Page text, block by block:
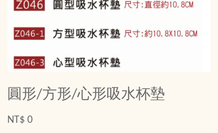
圓形/方形/心形吸水杯墊
NT$ 0